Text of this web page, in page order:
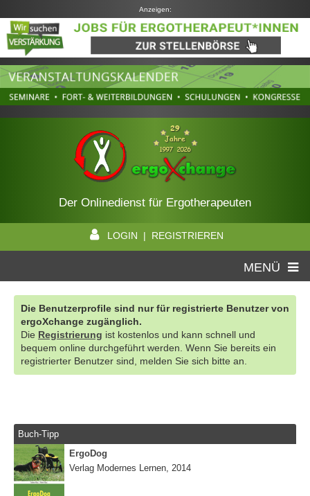
Anzeigen:
Der Onlinedienst für Ergotherapeuten
LOGIN | REGISTRIEREN
MENÜ
Die Benutzerprofile sind nur für registrierte Benutzer von
ergoXchange zugänglich.
Die Registrierung ist kostenlos und kann schnell und
bequem online durchgeführt werden. Wenn Sie bereits ein
registrierter Benutzer sind, melden Sie sich bitte an.
Buch-Tipp
ErgoDog
Verlag Modernes Lernen, 2014